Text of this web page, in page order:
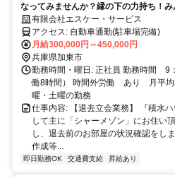
なってみませんか？縁の下の力持ち！
す。有限会社エスケー・サービス
アクセス: 自動車通勤(駐車場完備)
月給300,000円～450,000円
兵庫県加東市
勤務時間・曜日: 正社員 勤務時間 9
働8時間） 時間外労働 あり 月平均
曜・土曜の勤務
仕事内容: 【退去立会業務】 『積水
して主に「シャーメゾン」にお住い
し、退去前のお部屋の状況確認をし
作成等...
即日勤務OK 交通費支給 昇給あり